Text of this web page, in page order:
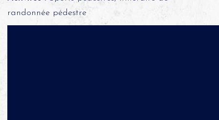
randonnée pédestre